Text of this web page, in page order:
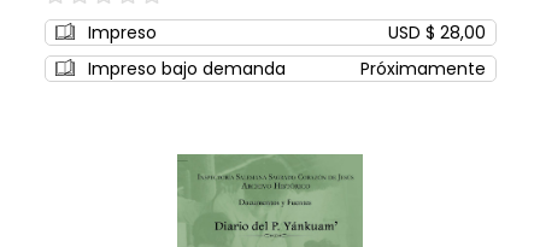
0%
Impreso
USD $ 28,00
Impreso bajo demanda
Próximamente